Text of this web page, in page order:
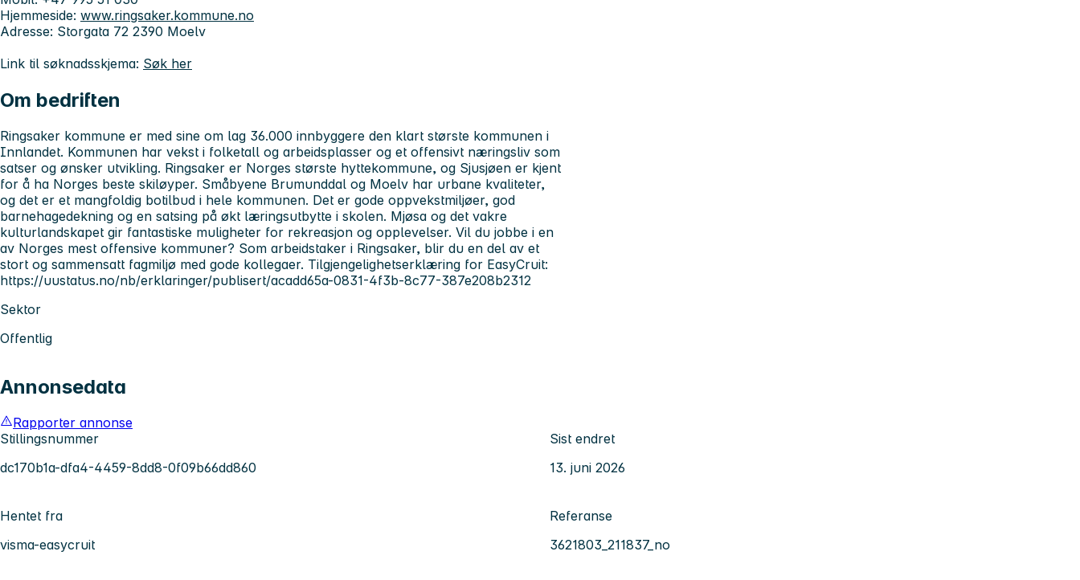
Hjemmeside: www.ringsaker.kommune.no
Adresse: Storgata 72 2390 Moelv
Link til søknadsskjema: Søk her
Om bedriften
Ringsaker kommune er med sine om lag 36.000 innbyggere den klart største kommunen i
Innlandet. Kommunen har vekst i folketall og arbeidsplasser og et offensivt næringsliv som
satser og ønsker utvikling. Ringsaker er Norges største hyttekommune, og Sjusjøen er kjent
for å ha Norges beste skiløyper. Småbyene Brumunddal og Moelv har urbane kvaliteter,
og det er et mangfoldig botilbud i hele kommunen. Det er gode oppvekstmiljøer, god
barnehagedekning og en satsing på økt læringsutbytte i skolen. Mjøsa og det vakre
kulturlandskapet gir fantastiske muligheter for rekreasjon og opplevelser. Vil du jobbe i en
av Norges mest offensive kommuner? Som arbeidstaker i Ringsaker, blir du en del av et
stort og sammensatt fagmiljø med gode kollegaer. Tilgjengelighetserklæring for EasyCruit:
https://uustatus.no/nb/erklaringer/publisert/acadd65a-0831-4f3b-8c77-387e208b2312
Sektor
Offentlig
Annonsedata
Rapporter annonse
Stillingsnummer
dc170b1a-dfa4-4459-8dd8-0f09b66dd860
Sist endret
13. juni 2026
Hentet fra
visma-easycruit
Referanse
3621803_211837_no